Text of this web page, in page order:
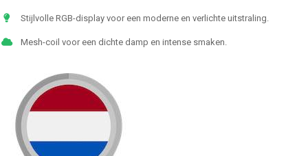
Stijlvolle RGB-display voor een moderne en verlichte uitstraling.
Mesh-coil voor een dichte damp en intense smaken.